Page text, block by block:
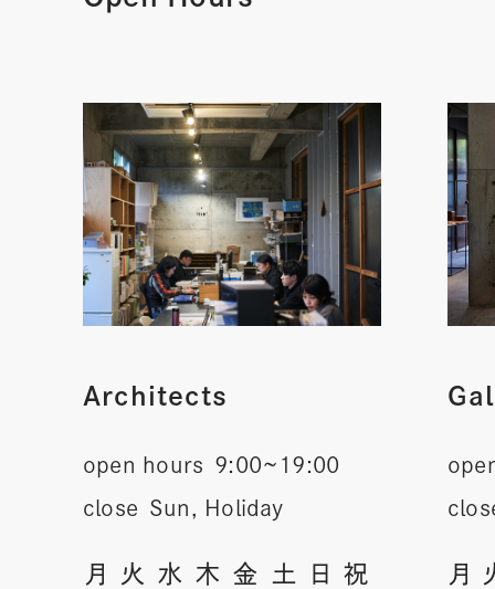
Architects
open hours 9:00~19:00
close Sun, Holiday
月 火 水 木 金 土 日 祝 月